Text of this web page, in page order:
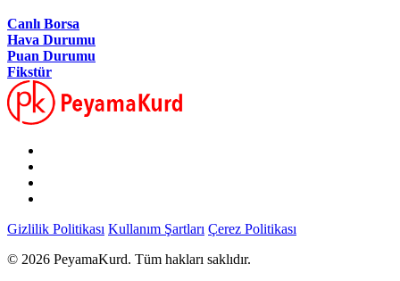
Canlı Borsa
Hava Durumu
Puan Durumu
Fikstür
Gizlilik Politikası Kullanım Şartları Çerez Politikası
© 2026 PeyamaKurd. Tüm hakları saklıdır.